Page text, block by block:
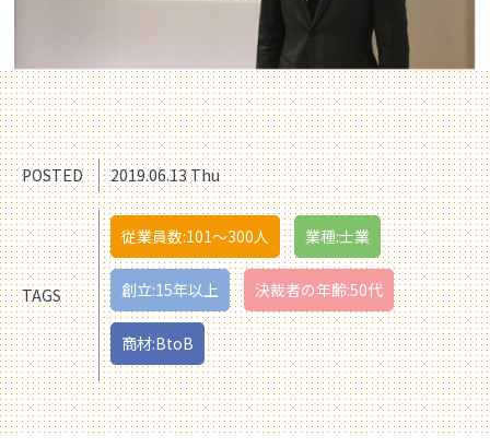
POSTED 2019.06.13 Thu
TAGS
従業員数:101〜300人 業種:士業
創立:15年以上 決裁者の年齢:50代
商材:BtoB